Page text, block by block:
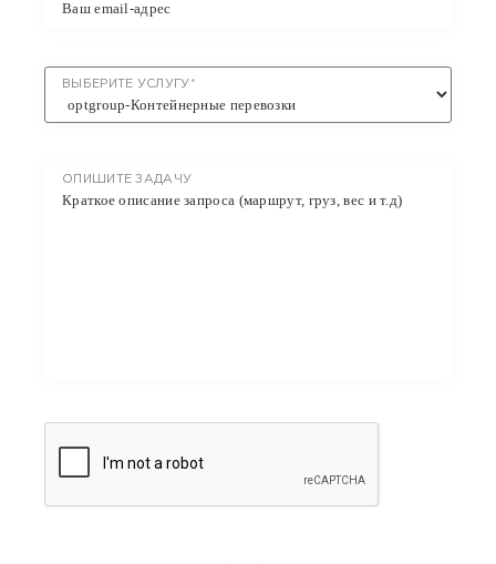
ВЫБЕРИТЕ УСЛУГУ*
ОПИШИТЕ ЗАДАЧУ